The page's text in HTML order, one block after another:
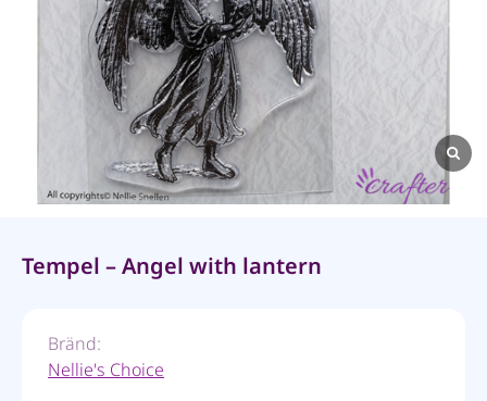
Tempel – Angel with lantern
Bränd:
Nellie's Choice